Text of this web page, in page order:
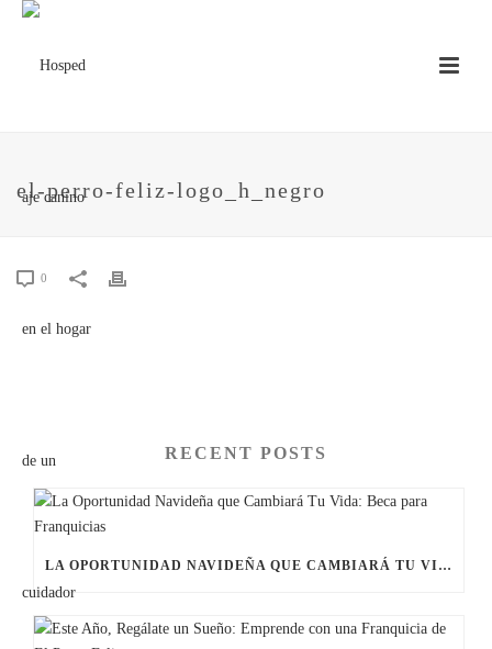
el-perro-feliz-logo_h_negro
0
RECENT POSTS
LA OPORTUNIDAD NAVIDEÑA QUE CAMBIARÁ TU VIDA: BECA PARA FRANQUICIAS